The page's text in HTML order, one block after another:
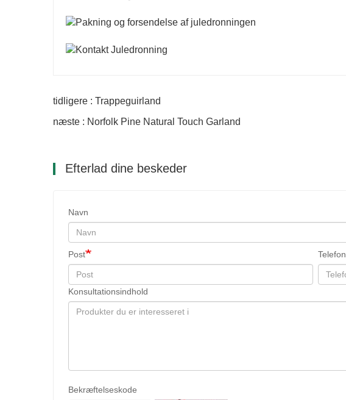
tidligere : Trappeguirland
næste : Norfolk Pine Natural Touch Garland
Efterlad dine beskeder
Navn
Post Telefon
Konsultationsindhold
Bekræftelseskode